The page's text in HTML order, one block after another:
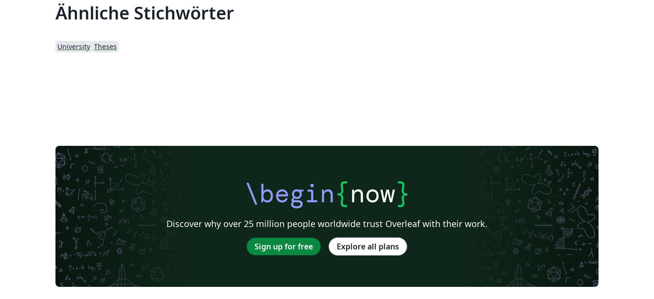
Ähnliche Stichwörter
University Theses
\begin{now}
Discover why over 25 million people worldwide trust Overleaf with their work.
Sign up for free Explore all plans